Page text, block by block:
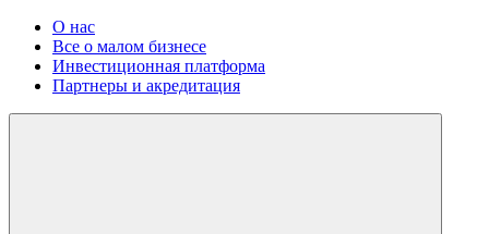
О нас
Все о малом бизнесе
Инвестиционная платформа
Партнеры и акредитация